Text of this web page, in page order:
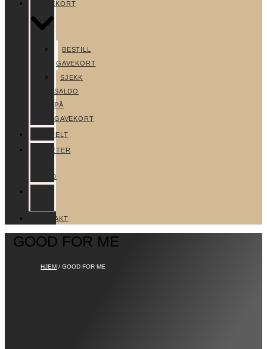
GAVEKORT
BESTILL
GAVEKORT
SJEKK
SALDO
PÅ
GAVEKORT
AKTUELT
NYHETER
TILBUD
KONTAKT
GOOD FOR ME
HJEM / GOOD FOR ME